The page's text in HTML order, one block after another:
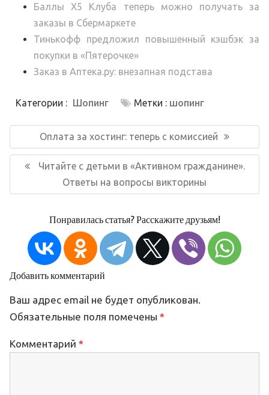
Баллы X5 Клуба теперь можно получать за
заказы в Сбермаркете
Тинькофф предложил повышенный кэшбэк за
покупки в «Пятерочке»
Заказ в Аптека.ру: внезапная подстава
Категории : Шопинг Метки : шопинг
записям
Предыдущая
запись:
Оплата за хостинг: теперь с комиссией
Следующая
запись:
Читайте с детьми в «Активном гражданине».
Ответы на вопросы викторины
Понравилась статья? Расскажите друзьям!
Добавить комментарий
Ваш адрес email не будет опубликован.
Обязательные поля помечены *
Комментарий *